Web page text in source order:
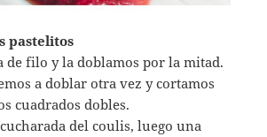
pastelitos
de filo y la doblamos por la mitad.
a doblar otra vez y cortamos
cuadrados dobles.
del coulis, luego una